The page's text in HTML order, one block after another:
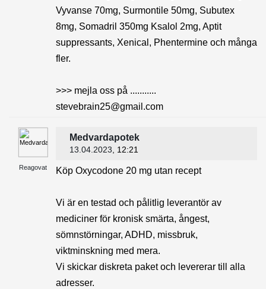
Vyvanse 70mg, Surmontile 50mg, Subutex
8mg, Somadril 350mg Ksalol 2mg, Aptit
suppressants, Xenical, Phentermine och många
fler.
>>> mejla oss på ...........
stevebrain25@gmail.com
Reagovat
Medvardapotek
13.04.2023 , 12:21
Köp Oxycodone 20 mg utan recept
Vi är en testad och pålitlig leverantör av
mediciner för kronisk smärta, ångest,
sömnstörningar, ADHD, missbruk,
viktminskning med mera.
Vi skickar diskreta paket och levererar till alla
adresser.